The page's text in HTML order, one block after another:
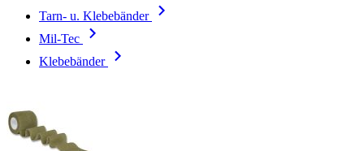
Tarn- u. Klebebänder
Mil-Tec
Klebebänder